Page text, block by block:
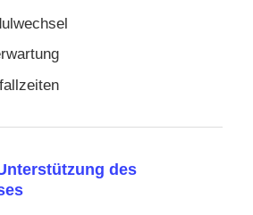
des